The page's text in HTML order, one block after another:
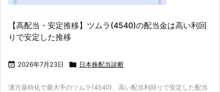
【高配当・安定推移】ツムラ(4540)の配当金は高い利回
りで安定した推移
 2026年7月23日  日本株配当診断
漢方薬特化で最大手のツムラ(4540)、高い配当利回りで安定した配当